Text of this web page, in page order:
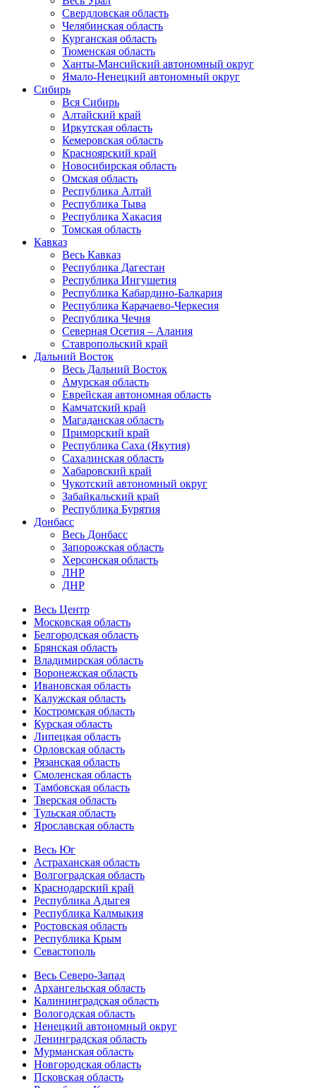
Свердловская область
Челябинская область
Курганская область
Тюменская область
Ханты-Мансийский автономный округ
Ямало-Ненецкий автономный округ
Сибирь
Вся Сибирь
Алтайский край
Иркутская область
Кемеровская область
Красноярский край
Новосибирская область
Омская область
Республика Алтай
Республика Тыва
Республика Хакасия
Томская область
Кавказ
Весь Кавказ
Республика Дагестан
Республика Ингушетия
Республика Кабардино-Балкария
Республика Карачаево-Черкесия
Республика Чечня
Северная Осетия – Алания
Ставропольский край
Дальний Восток
Весь Дальний Восток
Амурская область
Еврейская автономная область
Камчатский край
Магаданская область
Приморский край
Республика Саха (Якутия)
Сахалинская область
Хабаровский край
Чукотский автономный округ
Забайкальский край
Республика Бурятия
Донбасс
Весь Донбасс
Запорожская область
Херсонская область
ЛНР
ДНР
Весь Центр
Московская область
Белгородская область
Брянская область
Владимирская область
Воронежская область
Ивановская область
Калужская область
Костромская область
Курская область
Липецкая область
Орловская область
Рязанская область
Смоленская область
Тамбовская область
Тверская область
Тульская область
Ярославская область
Весь Юг
Астраханская область
Волгоградская область
Краснодарский край
Республика Адыгея
Республика Калмыкия
Ростовская область
Республика Крым
Севастополь
Весь Северо-Запад
Архангельская область
Калининградская область
Вологодская область
Ненецкий автономный округ
Ленинградская область
Мурманская область
Новгородская область
Псковская область